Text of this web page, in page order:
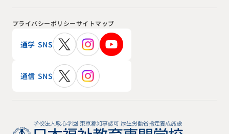
プライバシーポリシーサイトマップ
通学 SNS
通信 SNS